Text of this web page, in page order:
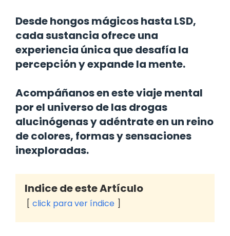
Desde hongos mágicos hasta LSD,
cada sustancia ofrece una
experiencia única que desafía la
percepción y expande la mente.
Acompáñanos en este viaje mental
por el universo de las drogas
alucinógenas y adéntrate en un reino
de colores, formas y sensaciones
inexploradas.
Indice de este Artículo
click para ver índice